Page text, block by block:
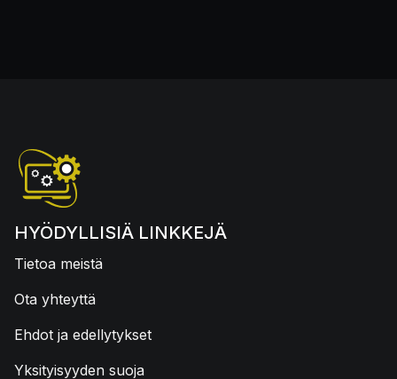
HYÖDYLLISIÄ LINKKEJÄ
Tietoa meistä
Ota yhteyttä
Ehdot ja edellytykset
Yksityisyyden suoja